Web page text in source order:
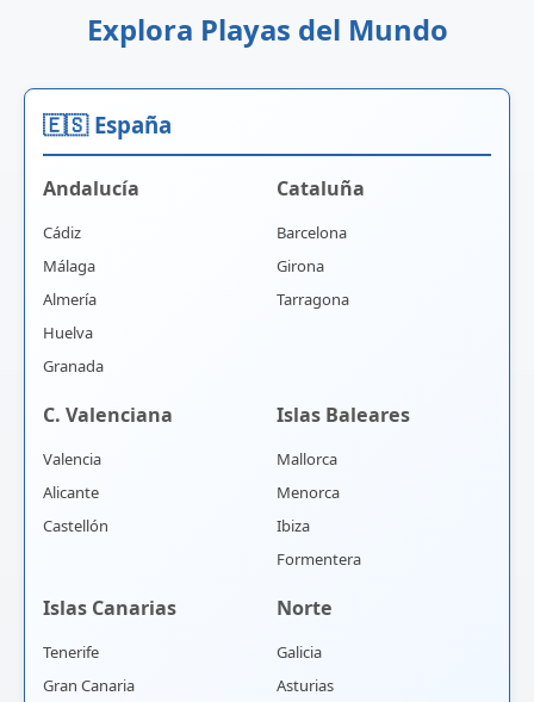
Explora Playas del Mundo
🇪🇸 España
Andalucía
Cádiz
Málaga
Almería
Huelva
Granada
Cataluña
Barcelona
Girona
Tarragona
C. Valenciana
Valencia
Alicante
Castellón
Islas Baleares
Mallorca
Menorca
Ibiza
Formentera
Islas Canarias
Tenerife
Gran Canaria
Norte
Galicia
Asturias